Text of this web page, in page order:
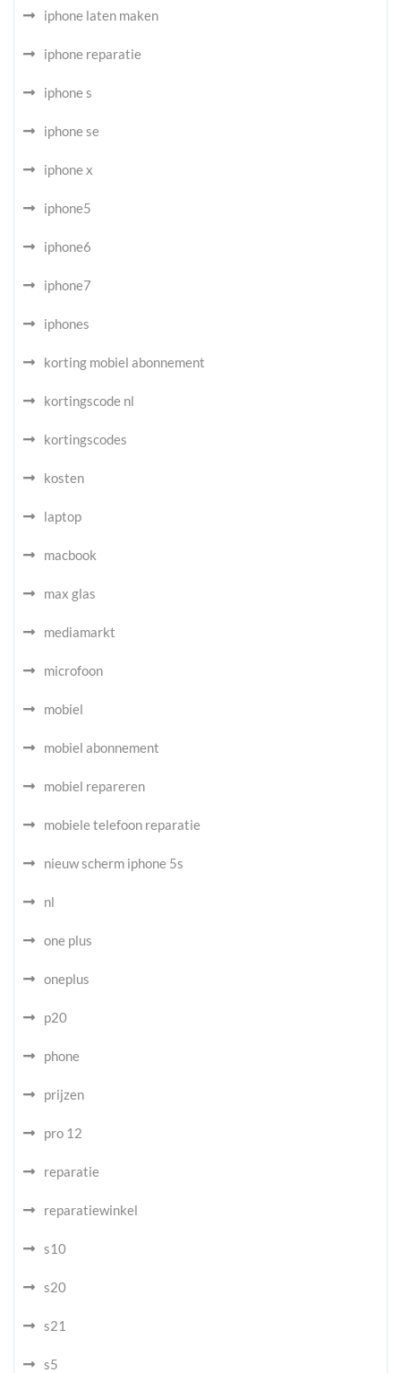
iphone laten maken
iphone reparatie
iphone s
iphone se
iphone x
iphone5
iphone6
iphone7
iphones
korting mobiel abonnement
kortingscode nl
kortingscodes
kosten
laptop
macbook
max glas
mediamarkt
microfoon
mobiel
mobiel abonnement
mobiel repareren
mobiele telefoon reparatie
nieuw scherm iphone 5s
nl
one plus
oneplus
p20
phone
prijzen
pro 12
reparatie
reparatiewinkel
s10
s20
s21
s5